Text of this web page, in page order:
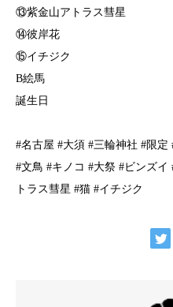
⑬紫金山アトラス彗星⁡
⁡⑭彼岸花
⑮イチジク
B絵馬
誕生日
#名古屋 #大須 #三輪神社 #限
#文鳥 #キノコ #大祭 #ビンズ
トラス彗星 #猫 #イチジク